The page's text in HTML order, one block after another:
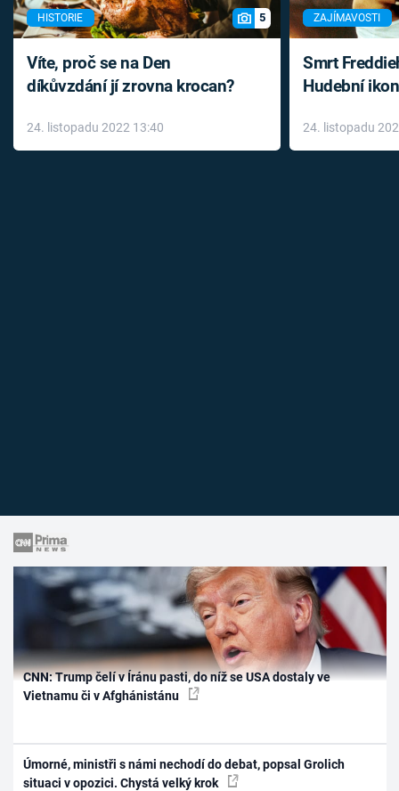
HISTORIE 5
Víte, proč se na Den
díkůvzdání jí zrovna krocan?
24. listopadu 2022 13:40
ZAJÍMAVOSTI
Smrt
Hudební
léky
24. listopadu
CNN: Trump čelí v Íránu pasti, do níž se USA dostaly ve
Vietnamu či v Afghánistánu
Úmorné, ministři s námi nechodí do debat, popsal Grolich
situaci v opozici. Chystá velký krok